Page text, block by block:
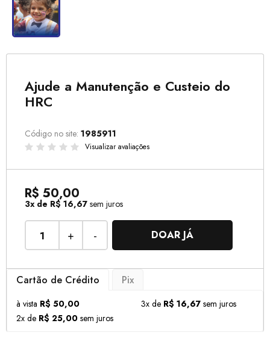
Ajude a Manutenção e Custeio do
HRC
Código no site: 1985911
Visualizar avaliações
R$ 50,00
3x de R$ 16,67 sem juros
+ - DOAR JÁ
Cartão de Crédito Pix
à vista R$ 50,00
2x de R$ 25,00 sem juros
3x de R$ 16,67 sem juros